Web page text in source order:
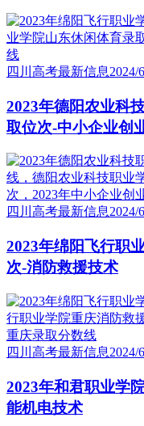
四川高考最新信息2024/
2023年德阳农业科
取位次-中小企业创
四川高考最新信息2024/
2023年绵阳飞行职
次-消防救援技术
四川高考最新信息2024/
2023年和君职业学
能机电技术